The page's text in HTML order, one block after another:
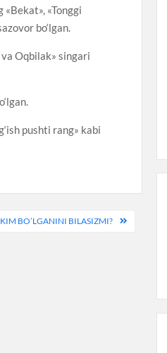
«Tonggi
bo‘lgan.
va Oqbilak» singari
pushti rang» kabi
BO’LGANINI BILASIZMI?